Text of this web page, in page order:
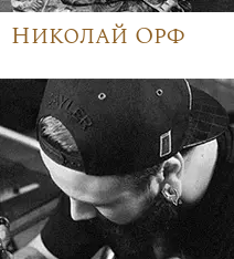
Николай Орф